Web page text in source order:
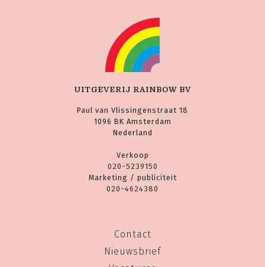
UITGEVERIJ RAINBOW BV
Paul van Vlissingenstraat 18
1096 BK Amsterdam
Nederland
Verkoop
020-5239150
Marketing / publiciteit
020-4624380
Contact
Nieuwsbrief